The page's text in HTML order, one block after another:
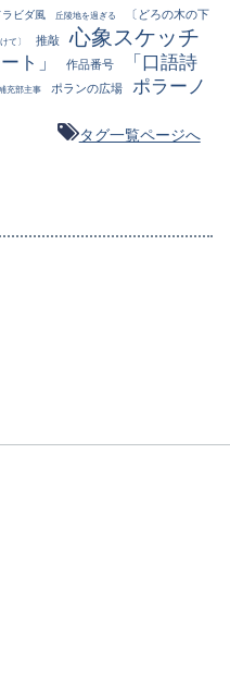
ラビダ風 丘陵地を過ぎる
〔どろの木の下
て〕 推敲 心象スケッチ
ト」 作品番号
「口語詩
充部主事 ポランの広場
ポラーノ
タグ一覧ページへ